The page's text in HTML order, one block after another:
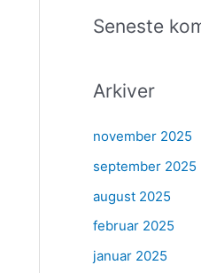
Seneste
Arkiver
november 2025
september 2025
august 2025
februar 2025
januar 2025